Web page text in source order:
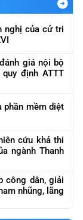
nghị của cử tri
giá nội bộ
định ATTT
phần mềm diệt
cứu khả thi
ngành Thanh
công dân, giải
nhũng, lãng